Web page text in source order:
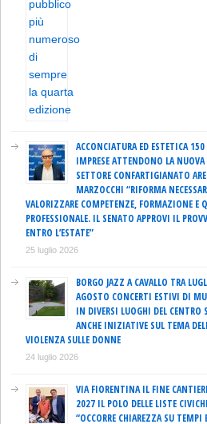
ACCONCIATURA ED ESTETICA
IMPRESE ATTENDONO LA NUOVA
SETTORE CONFARTIGIANATO
MARZOCCHI “RIFORMA
VALORIZZARE COMPETENZE, FORMAZIONE E
PROFESSIONALE. IL SENATO APPROVI IL
ENTRO L’ESTATE”
25 luglio 2026
BORGO JAZZ A CAVALLO TRA
AGOSTO CONCERTI ESTIVI DI
IN DIVERSI LUOGHI DEL CENTRO
ANCHE INIZIATIVE SUL TEMA
VIOLENZA SULLE DONNE
24 luglio 2026
VIA FIORENTINA IL FINE
2027 IL POLO DELLE LISTE
“OCCORRE CHIAREZZA SU TEMPI